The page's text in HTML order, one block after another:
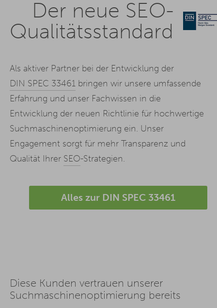
Der neue SEO-
Qualitätsstandard
Als aktiver Partner bei der Entwicklung der
DIN SPEC 33461 bringen wir unsere umfassende
Erfahrung und unser Fachwissen in die
Entwicklung der neuen Richtlinie für hochwertige
Suchmaschinenoptimierung ein. Unser
Engagement sorgt für mehr Transparenz und
Qualität Ihrer SEO-Strategien.
Alles zur DIN SPEC 33461
Diese Kunden vertrauen unserer
Suchmaschinenoptimierung bereits